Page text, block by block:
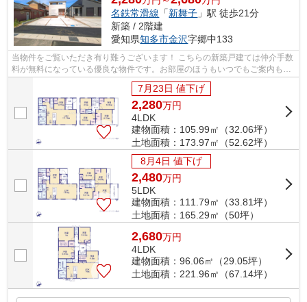
名鉄常滑線 「新舞子 」駅 徒歩21分
新築 / 2階建
愛知県知多市金沢字郷中133
当物件をご覧いただき有り難うございます！ こちらの新築戸建ては仲介手数
料が無料になっている優良な物件です。お部屋のほうもいつでもご案内もさ
せて頂きますのでお気軽にお問合せ下...
7月23日 値下げ
2,280万円
4LDK
建物面積：105.99㎡（32.06坪）
土地面積：173.97㎡（52.62坪）
8月4日 値下げ
2,480万円
5LDK
建物面積：111.79㎡（33.81坪）
土地面積：165.29㎡（50坪）
2,680万円
4LDK
建物面積：96.06㎡（29.05坪）
土地面積：221.96㎡（67.14坪）